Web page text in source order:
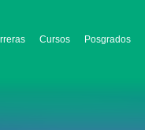
Cursos Posgrados